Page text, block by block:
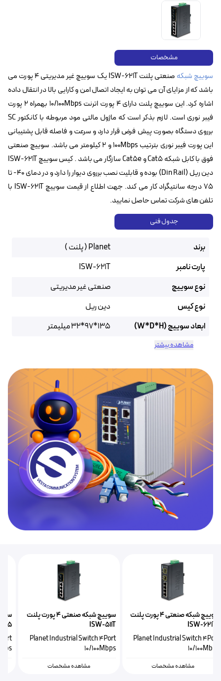
مشخصات
سوییچ شبکه
صنعتی پلنت ISW-621T یک سوییچ غیر مدیریتی ۴ پورت می
باشد که از مزایای آن می توان به ایجاد اتصال امن و کارایی بالا در انتقال داده
اشاره کرد. این سوییچ پلنت دارای ۴ پورت اترنت 10/100Mbps بهمراه ۲ پورت
فیبر نوری است. لازم بذکر است که ماژول مالتی مود مربوطه با کانکتور SC
برروی دستگاه بصورت پیش فرض قرار دارد و سرعت و فاصله قابل پشتیبانی
این پورت فیبر نوری بترتیب 100Mbps و ۲ کیلومتر می باشد. سوییچ صنعتی
فوق با کابل شبکه Cat5 و Cat5e سازگار می باشد . کیس سوییچ ISW-621T
دین ریل (Din Rail) بوده و قابلیت نصب برروی دیوار را دارد و در دمای ۴۰- تا
۷۵ درجه سانتیگراد کار می کند. جهت اطلاع از قیمت سوییچ ISW-621T با
تلفن های شرکت تماس حاصل نمایید.
جدول فنی
برند
Planet ( پلنت )
پارت نامبر
ISW-621T
نوع سوییچ
صنعتی غیر مدیریتی
نوع کیس
دین ریل
ابعاد سوییچ (W*D*H)
135*97*32 میلیمتر
مشاهده بیشتر
سوییچ شبکه صنعتی ۴ پورت پلنت
ISW-621TF
Planet Industrial Switch 4Port
10/100Mbps
مشاهده مشخصات
سوییچ شبکه صنعتی ۴ پورت پلنت
ISW-511T
Planet Industrial Switch 4Port
10/100Mbps
مشاهده مشخصات